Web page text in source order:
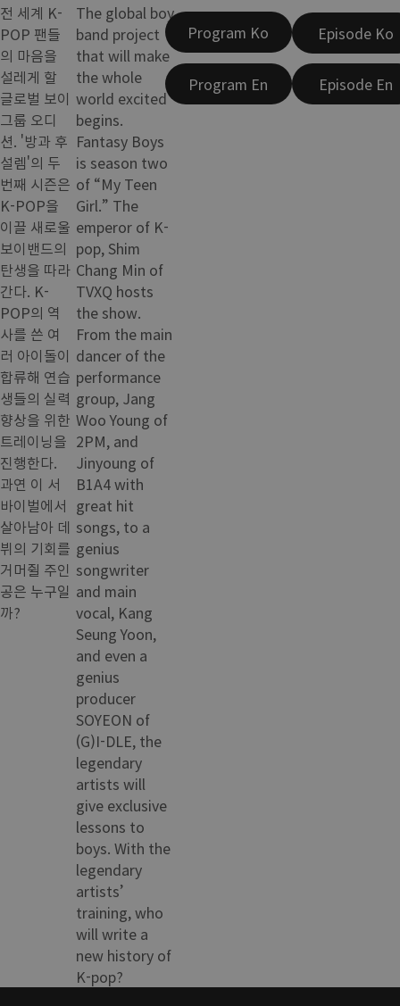
전 세계 K-
POP 팬들
의 마음을
설레게 할
글로벌 보이
그룹 오디
션. '방과 후
설렘'의 두
번째 시즌은
K-POP을
이끌 새로울
보이밴드의
탄생을 따라
간다. K-
POP의 역
사를 쓴 여
러 아이돌이
합류해 연습
생들의 실력
향상을 위한
트레이닝을
진행한다.
과연 이 서
바이벌에서
살아남아 데
뷔의 기회를
거머쥘 주인
공은 누구일
까?
The global boy
band project
that will make
the whole
world excited
begins.
Fantasy Boys
is season two
of “My Teen
Girl.” The
emperor of K-
pop, Shim
Chang Min of
TVXQ hosts
the show.
From the main
dancer of the
performance
group, Jang
Woo Young of
2PM, and
Jinyoung of
B1A4 with
great hit
songs, to a
genius
songwriter
and main
vocal, Kang
Seung Yoon,
and even a
genius
producer
SOYEON of
(G)I-DLE, the
legendary
artists will
give exclusive
lessons to
boys. With the
legendary
artists’
training, who
will write a
new history of
K-pop?
Program Ko
Program En
Episode Ko
Episode En